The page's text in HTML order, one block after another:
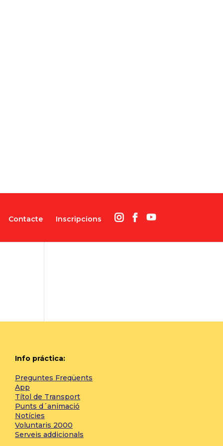
Contacte Inscripcions
Info práctica:
Preguntes Freqüents
App
Títol de Transport
Punts d´animació
Notícies
Voluntaris 2000
Serveis addicionals